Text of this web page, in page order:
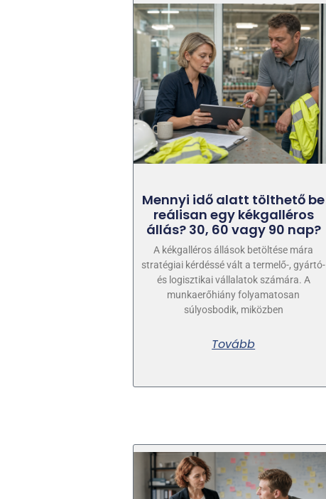
Mennyi idő alatt tölthető be
reálisan egy kékgalléros
állás? 30, 60 vagy 90 nap?
A kékgalléros állások betöltése mára
stratégiai kérdéssé vált a termelő-, gyártó-
és logisztikai vállalatok számára. A
munkaerőhiány folyamatosan
súlyosbodik, miközben
Tovább